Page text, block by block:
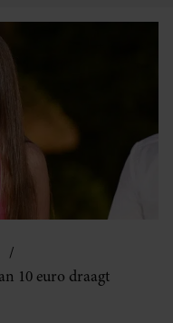
10 euro draagt